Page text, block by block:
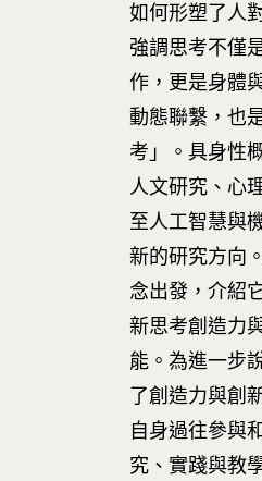
如何形塑了人
強調思考不僅
作，更是身體
動態聯繫，也
考」。具身性
人文研究、心
至人工智慧與
新的研究方向
念出發，介紹
新思考創造力
能。為進一步
了創造力與創
自身過往參與
究、實踐與教